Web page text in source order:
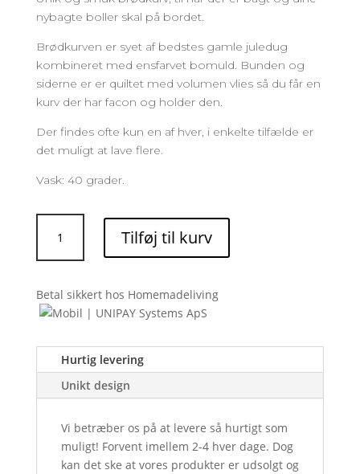
nybagte boller skal på bordet.
Brødkurven er syet af bedstes gamle juledug
kombineret med ensfarvet bomuld. Bunden og
siderne er er quiltet med volumen vlies så du får en
kurv der har facon og holder den.
Der findes ofte kun en af hver, i enkelte tilfælde er
det muligt at lave flere.
Vask: 40 grader.
Vintage
God
broderi
antal
Tilføj til kurv
Betal sikkert hos Homemadeliving
Hurtig levering
Unikt design
Vi betræber os på at levere så hurtigt som
muligt! Forvent imellem 2-4 hver dage. Dog
kan det ske at vores produkter er udsolgt og